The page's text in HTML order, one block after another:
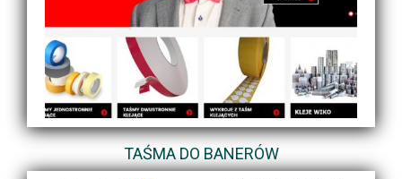
TAŚMA DO BANERÓW